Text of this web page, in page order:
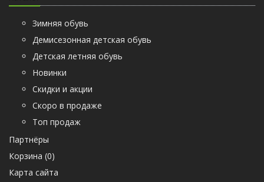
Зимняя обувь
Демисезонная детская обувь
Детская летняя обувь
Новинки
Скидки и акции
Скоро в продаже
Топ продаж
Партнёры
Корзина (0)
Карта сайта